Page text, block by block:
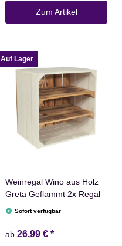
Zum Artikel
Auf Lager
Weinregal Wino aus Holz
Greta Geflammt 2x Regal
Sofort verfügbar
ab 26,99 € *